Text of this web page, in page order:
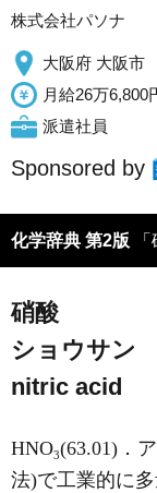
株式会社パソナ
大阪府 大阪市
月給26万6,800
派遣社員
Sponsored by
化学辞典 第2版
硝酸
ショウサン
nitric acid
HNO3(63.01)．
法)で工業的に